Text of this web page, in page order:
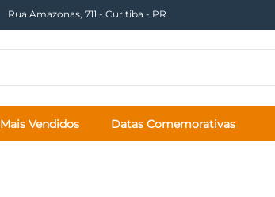
Rua Amazonas, 711 - Curitiba - PR
Mais Vendidos Datas Comemorativas